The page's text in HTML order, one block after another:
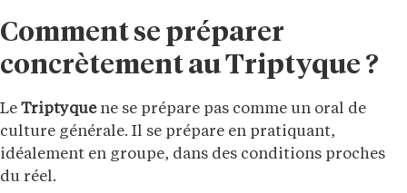
Comment se préparer
concrètement au Triptyque ?
Le Triptyquene se prépare pas comme un oral de
culture générale. Il se prépare en pratiquant,
idéalement en groupe, dans des conditions proches
du réel.